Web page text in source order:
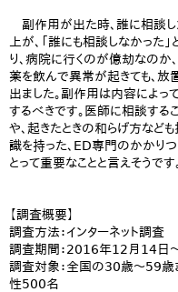
副作用が出た時、誰に相談し
上が、「誰にも相談しなかった
り、病院に行くのが億劫なのか
薬を飲んで異常が起きても、放
出ました。副作用は内容によ
するべきです。医師に相談する
や、起きたときの和らげ方など
識を持った、ED専門のかかり
とって重要なことと言えそうです
【調査概要】
調査方法：インターネット調査
調査期間：2016年12月14日
調査対象：全国の30歳～59歳
性500名